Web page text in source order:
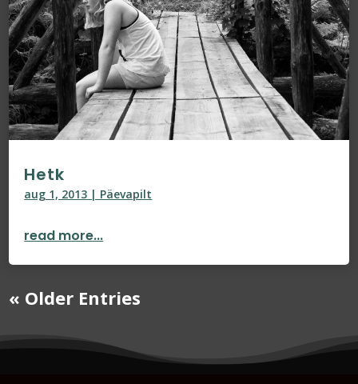
Hetk
aug 1, 2013 | Päevapilt
read more...
« Older Entries